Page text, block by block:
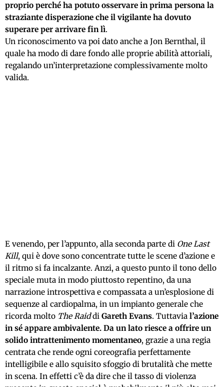
proprio perché ha potuto osservare in prima persona la
straziante disperazione che il vigilante ha dovuto
superare per arrivare fin lì.
Un riconoscimento va poi dato anche a Jon Bernthal, il
quale ha modo di dare fondo alle proprie abilità attoriali,
regalando un’interpretazione complessivamente molto
valida.
E venendo, per l’appunto, alla seconda parte di One Last
Kill, qui è dove sono concentrate tutte le scene d’azione e
il ritmo si fa incalzante. Anzi, a questo punto il tono dello
speciale muta in modo piuttosto repentino, da una
narrazione introspettiva e compassata a un’esplosione di
sequenze al cardiopalma, in un impianto generale che
ricorda molto The Raiddi Gareth Evans. Tuttavia l’azione
in sé appare ambivalente. Da un lato riesce a offrire un
solido intrattenimento momentaneo, grazie a una regia
centrata che rende ogni coreografia perfettamente
intelligibile e allo squisito sfoggio di brutalità che mette
in scena. In effetti c’è da dire che il tasso di violenza